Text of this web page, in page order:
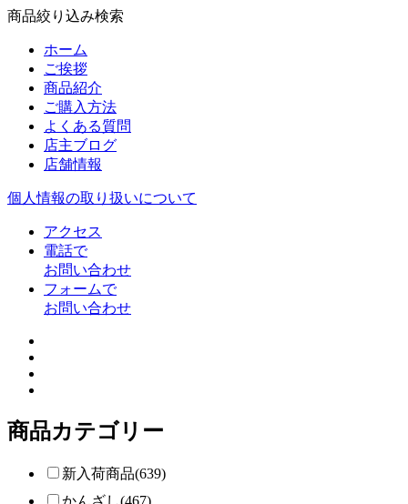
商品絞り込み検索
ホーム
ご挨拶
商品紹介
ご購入方法
よくある質問
店主ブログ
店舗情報
個人情報の取り扱いについて
アクセス
電話で
お問い合わせ
フォームで
お問い合わせ
商品カテゴリー
新入荷商品(639)
かんざし(467)